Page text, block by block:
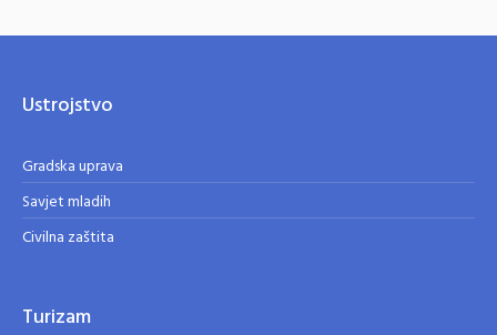
Ustrojstvo
Gradska uprava
Savjet mladih
Civilna zaštita
Turizam